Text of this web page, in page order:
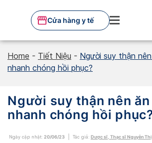
Cửa hàng y tế
Home - Tiết Niệu - Người suy thận
nhanh chóng hồi phục?
Người suy thận nên
nhanh chóng hồi
Ngày cập nhật: 20/06/23 Tác giả: Dược sĩ, Thạc sĩ Nguyễn Thị